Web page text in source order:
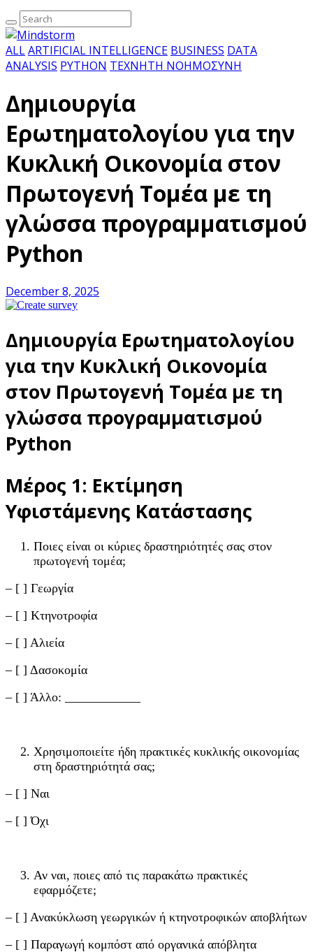
ALLARTIFICIAL INTELLIGENCE BUSINESS DATA
ANALYSIS PYTHON ΤΕΧΝΗΤΗ ΝΟΗΜΟΣΥΝΗ
Δημιουργία
Ερωτηματολογίου για την
Κυκλική Οικονομία στον
Πρωτογενή Τομέα με τη
γλώσσα προγραμματισμού
Python
December 8, 2025
Δημιουργία Ερωτηματολογίου
για την Κυκλική Οικονομία
στον Πρωτογενή Τομέα με τη
γλώσσα προγραμματισμού
Python
Μέρος 1: Εκτίμηση
Υφιστάμενης Κατάστασης
Ποιες είναι οι κύριες δραστηριότητές σας στον
πρωτογενή τομέα;
– [ ] Γεωργία
– [ ] Κτηνοτροφία
– [ ] Αλιεία
– [ ] Δασοκομία
– [ ] Άλλο: ____________
Χρησιμοποιείτε ήδη πρακτικές κυκλικής οικονομίας
στη δραστηριότητά σας;
– [ ] Ναι
– [ ] Όχι
Αν ναι, ποιες από τις παρακάτω πρακτικές
εφαρμόζετε;
– [ ] Ανακύκλωση γεωργικών ή κτηνοτροφικών αποβλήτων
– [ ] Παραγωγή κομπόστ από οργανικά απόβλητα